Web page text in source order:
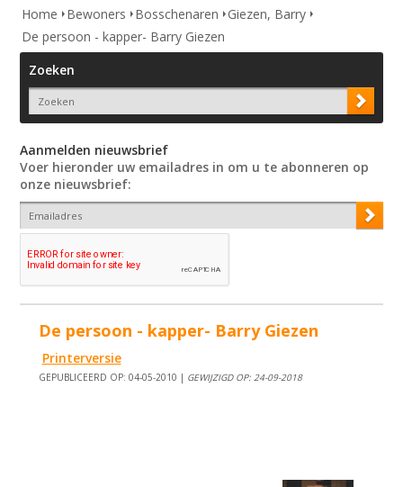
Home
Bewoners Bosschenaren
Giezen, Barry
De persoon - kapper- Barry Giezen
Zoeken
Aanmelden nieuwsbrief
Voer hieronder uw emailadres in om u te abonneren op
onze nieuwsbrief:
De persoon - kapper- Barry Giezen
Printerversie
GEPUBLICEERD OP: 04-05-2010 | GEWIJZIGD OP: 24-09-2018